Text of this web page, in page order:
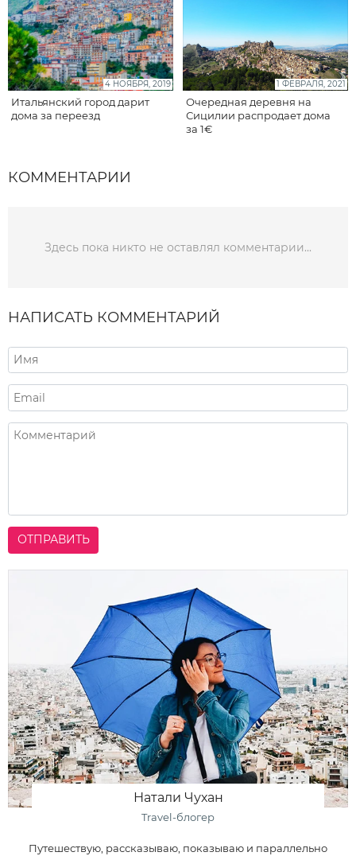
4 НОЯБРЯ, 2019
Итальянский город дарит
дома за переезд
1 ФЕВРАЛЯ, 2021
Очередная деревня на
Сицилии распродает дома
за 1€
КОММЕНТАРИИ
Здесь пока никто не оставлял комментарии...
НАПИСАТЬ КОММЕНТАРИЙ
ОТПРАВИТЬ
Натали Чухан
Travel-блогер
Путешествую, рассказываю, показываю и параллельно